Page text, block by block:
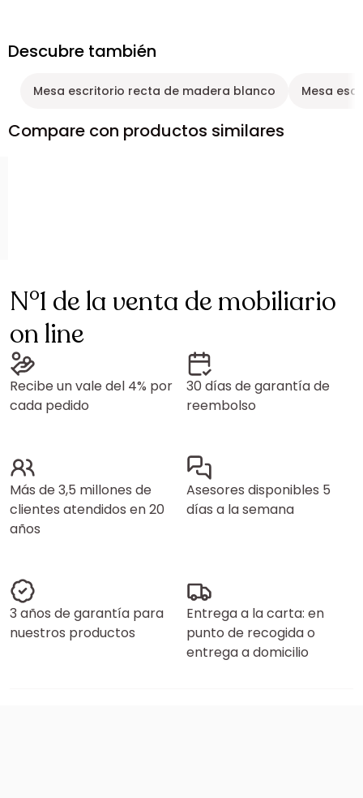
Descubre también
Mesa escritorio recta de madera blanco Mesa
Compare con productos similares
N°1 de la venta de mobiliario
on line
Recibe un vale del 4% por
cada pedido
30 días de garantía de
reembolso
Más de 3,5 millones de
clientes atendidos en 20
años
Asesores disponibles 5
días a la semana
3 años de garantía para
nuestros productos
Entrega a la carta: en
punto de recogida o
entrega a domicilio